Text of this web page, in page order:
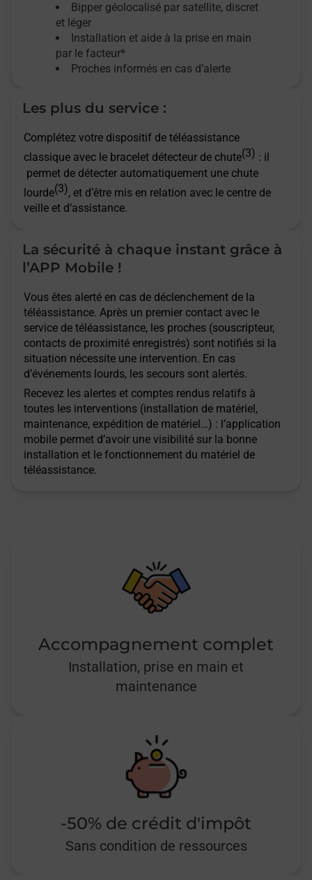
Bipper géolocalisé par satellite, discret
et léger
Installation et aide à la prise en main
par le facteur*
Proches informés en cas d’alerte
Les plus du service :
Complétez votre dispositif de téléassistance
classique avec le bracelet détecteur de chute(3) : il
permet de détecter automatiquement une chute
lourde(3), et d’être mis en relation avec le centre de
veille et d’assistance.
La sécurité à chaque instant grâce à
l’APP Mobile !
Vous êtes alerté en cas de déclenchement de la
téléassistance. Après un premier contact avec le
service de téléassistance, les proches (souscripteur,
contacts de proximité enregistrés) sont notifiés si la
situation nécessite une intervention. En cas
d’événements lourds, les secours sont alertés.
Recevez les alertes et comptes rendus relatifs à
toutes les interventions (installation de matériel,
maintenance, expédition de matériel…) : l’application
mobile permet d’avoir une visibilité sur la bonne
installation et le fonctionnement du matériel de
téléassistance.
Accompagnement complet
Installation, prise en main et
maintenance
-50% de crédit d'impôt
Sans condition de ressources